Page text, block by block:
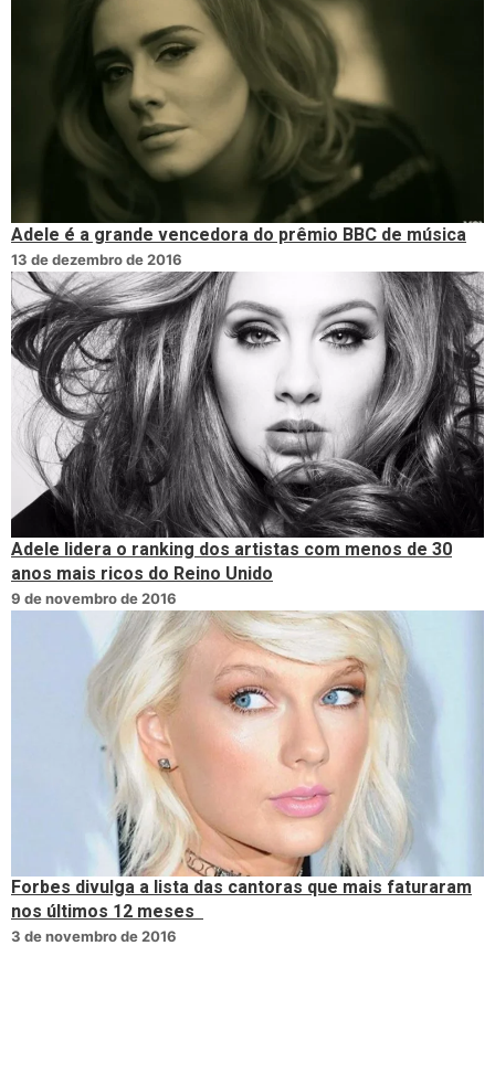
Adele é a grande vencedora do prêmio BBC de música
13 de dezembro de 2016
Adele lidera o ranking dos artistas com menos de 30
anos mais ricos do Reino Unido
9 de novembro de 2016
Forbes divulga a lista das cantoras que mais faturaram
nos últimos 12 meses
3 de novembro de 2016